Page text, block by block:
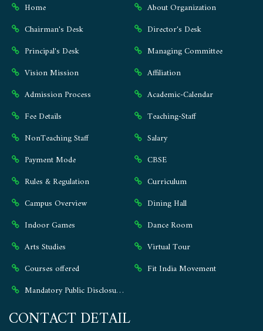
Home
About Organization
Chairman's Desk
Director's Desk
Principal's Desk
Managing Committee
Vision Mission
Affiliation
Admission Process
Academic-Calendar
Fee Details
Teaching-Staff
NonTeaching Staff
Salary
Payment Mode
CBSE
Rules & Regulation
Curriculum
Campus Overview
Dining Hall
Indoor Games
Dance Room
Arts Studies
Virtual Tour
Courses offered
Fit India Movement
Mandatory Public Disclosure ⭐
CONTACT DETAIL